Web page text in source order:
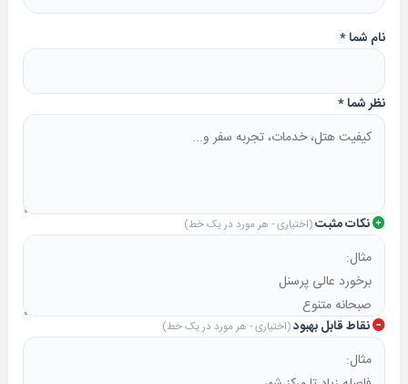
خود را رزرو نمایید. پس از تکمیل مراحل، تأییدیه رزرو (واچر
هتل) برای شما ارسال می‌شود تا با خیالی آسوده سفرتان را
نام شما*
نظر شما*
نکات مثبت(اختیاری - هر مورد در یک خط)
نقاط قابل بهبود(اختیاری - هر مورد در یک خط)